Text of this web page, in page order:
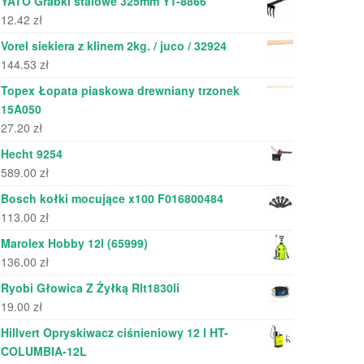
12.42 zł
Vorel siekiera z klinem 2kg. / juco / 32924
144.53 zł
Topex Łopata piaskowa drewniany trzonek
15A050
27.20 zł
Hecht 9254
589.00 zł
Bosch kołki mocujące x100 F016800484
113.00 zł
Marolex Hobby 12l (65999)
136.00 zł
Ryobi Głowica Z Żyłką Rlt1830li
19.00 zł
Hillvert Opryskiwacz ciśnieniowy 12 l HT-
COLUMBIA-12L